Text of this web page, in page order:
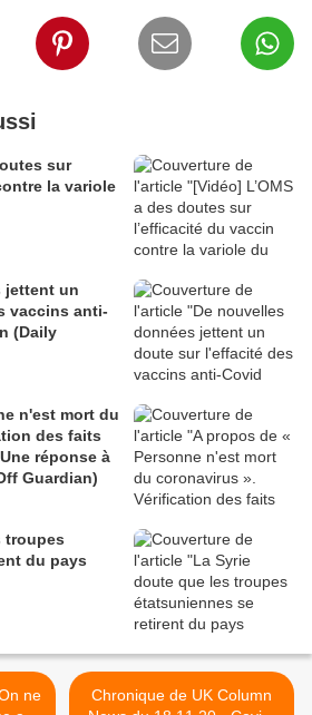
sur
la variole
jettent un
vaccins anti-
(Daily
des faits
réponse à
Guardian)
troupes
du pays
Chronique de UK Column